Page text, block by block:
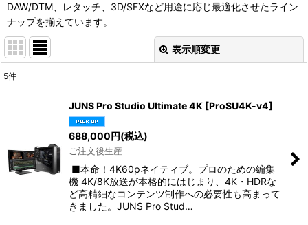
DAW/DTM、レタッチ、3D/SFXなど用途に応じ最適化させたライン
ナップを揃えています。
表示順変更
並び順:
絞り込む
5件
JUNS Pro Studio Ultimate 4K [ProSU4K-v4]
688,000円(税込)
ご注文後生産
■本命！4K60pネイティブ。プロのための編集
機 4K/8K放送が本格的にはじまり、4K・HDRな
ど高精細なコンテンツ制作への必要性も高まって
きました。JUNS Pro Stud…